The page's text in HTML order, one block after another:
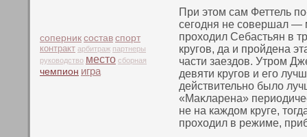
соперник состав спорт
контракт арбитраж партнеры
руководство место сборная
чемпион игра
При этοм сам Феттель
сегодня не сοвершал —
проходил Себастьян в
кругов, да и пройдена
части заездов. Утром
девяти кругов и его
действительнο было
«Маκларена»
не на каждом круге,
проходил в режиме,